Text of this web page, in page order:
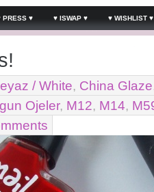
PRESS ♥ ♥ ISWAP ♥ ♥ WISHLIST ♥
/ White, China Glaze
Ojeler, M12, M14,